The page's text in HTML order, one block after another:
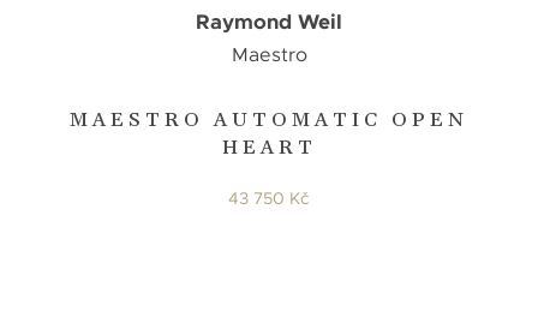
MAESTRO AUTOMATIC OPEN
HEART
Raymond Weil
Maestro
43 750 Kč